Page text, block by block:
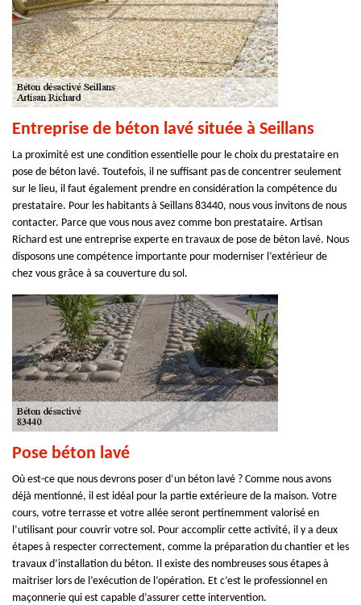
Entreprise de béton lavé située à Seillans
La proximité est une condition essentielle pour le choix du prestataire en
pose de béton lavé. Toutefois, il ne suffisant pas de concentrer seulement
sur le lieu, il faut également prendre en considération la compétence du
prestataire. Pour les habitants à Seillans 83440, nous vous invitons de nous
contacter. Parce que vous nous avez comme bon prestataire. Artisan
Richard est une entreprise experte en travaux de pose de béton lavé. Nous
disposons une compétence importante pour moderniser l’extérieur de
chez vous grâce à sa couverture du sol.
Pose béton lavé
Où est-ce que nous devrons poser d’un béton lavé ? Comme nous avons
déjà mentionné, il est idéal pour la partie extérieure de la maison. Votre
cours, votre terrasse et votre allée seront pertinemment valorisé en
l’utilisant pour couvrir votre sol. Pour accomplir cette activité, il y a deux
étapes à respecter correctement, comme la préparation du chantier et les
travaux d’installation du béton. Il existe des nombreuses sous étapes à
maitriser lors de l’exécution de l’opération. Et c’est le professionnel en
maçonnerie qui est capable d’assurer cette intervention.